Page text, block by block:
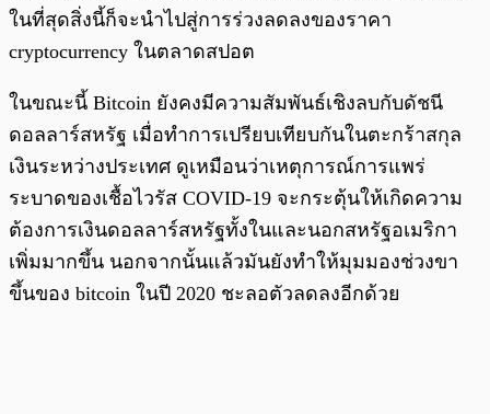
ในที่สุดสิ่งนี้ก็จะนำไปสู่การร่วงลดลงของราคา
cryptocurrency ในตลาดสปอต
ในขณะนี้ Bitcoin ยังคงมีความสัมพันธ์เชิงลบกับดัชนี
ดอลลาร์สหรัฐ เมื่อทำการเปรียบเทียบกันในตะกร้าสกุล
เงินระหว่างประเทศ ดูเหมือนว่าเหตุการณ์การแพร่
ระบาดของเชื้อไวรัส COVID-19 จะกระตุ้นให้เกิดความ
ต้องการเงินดอลลาร์สหรัฐทั้งในและนอกสหรัฐอเมริกา
เพิ่มมากขึ้น นอกจากนั้นแล้วมันยังทำให้มุมมองช่วงขา
ขึ้นของ bitcoin ในปี 2020 ชะลอตัวลดลงอีกด้วย